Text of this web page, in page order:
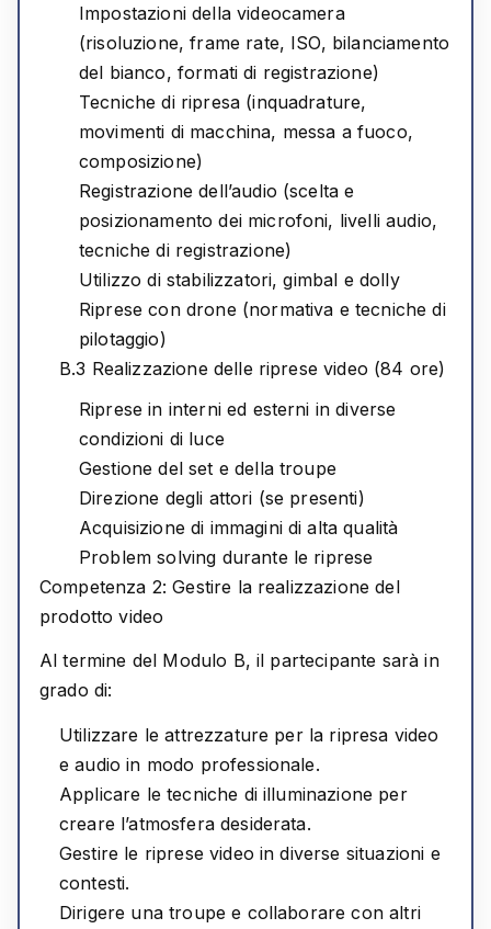
Impostazioni della videocamera
(risoluzione, frame rate, ISO, bilanciamento
del bianco, formati di registrazione)
Tecniche di ripresa (inquadrature,
movimenti di macchina, messa a fuoco,
composizione)
Registrazione dell’audio (scelta e
posizionamento dei microfoni, livelli audio,
tecniche di registrazione)
Utilizzo di stabilizzatori, gimbal e dolly
Riprese con drone (normativa e tecniche di
pilotaggio)
B.3 Realizzazione delle riprese video (84 ore)
Riprese in interni ed esterni in diverse
condizioni di luce
Gestione del set e della troupe
Direzione degli attori (se presenti)
Acquisizione di immagini di alta qualità
Problem solving durante le riprese
Competenza 2: Gestire la realizzazione del
prodotto video
Al termine del Modulo B, il partecipante sarà in
grado di:
Utilizzare le attrezzature per la ripresa video
e audio in modo professionale.
Applicare le tecniche di illuminazione per
creare l’atmosfera desiderata.
Gestire le riprese video in diverse situazioni e
contesti.
Dirigere una troupe e collaborare con altri